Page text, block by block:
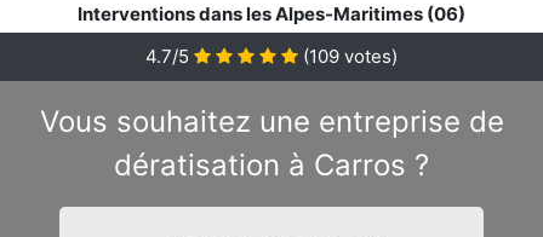
Interventions dans les Alpes-Maritimes (06)
4.7/5
(109 votes)
Vous souhaitez une entreprise de
dératisation à Carros ?